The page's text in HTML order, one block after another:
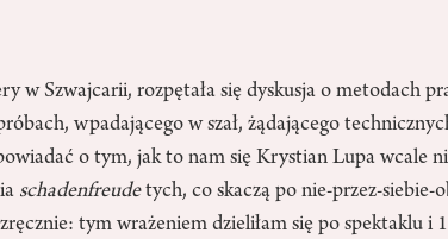
w Szwajcarii, rozpętała się dyskusja o metodach
wpadającego w szał, żądającego
o tym, jak to nam się Krystian Lupa wcale
schadenfreudetych, co skaczą po nie-przez-siebie-
tym wrażeniem dzieliłam się po spektaklu i